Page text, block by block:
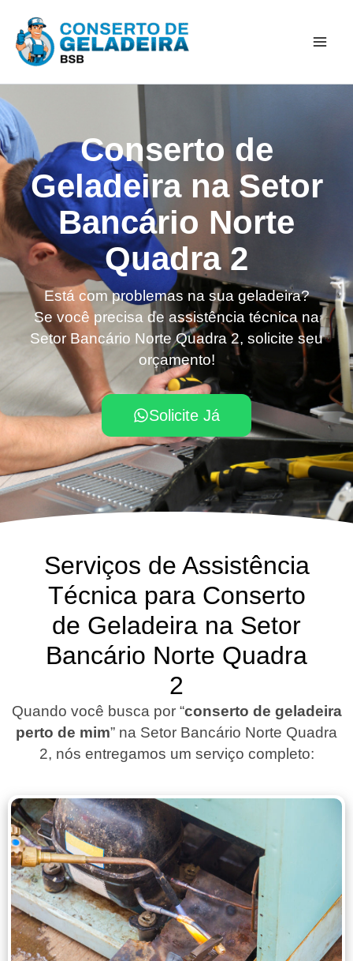
para
Conserto de
Geladeira na Setor
Bancário Norte
Quadra 2
Está com problemas na sua geladeira?
Se você precisa de assistência técnica na
Setor Bancário Norte Quadra 2, solicite seu
orçamento!
Solicite Já
Serviços de Assistência
Técnica para Conserto
de Geladeira na Setor
Bancário Norte Quadra
2
Quando você busca por “conserto de geladeira
perto de mim” na Setor Bancário Norte Quadra
2, nós entregamos um serviço completo: